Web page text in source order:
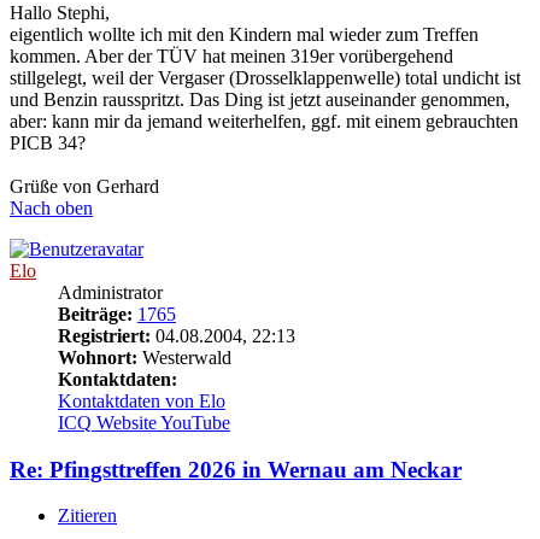
Hallo Stephi,
eigentlich wollte ich mit den Kindern mal wieder zum Treffen
kommen. Aber der TÜV hat meinen 319er vorübergehend
stillgelegt, weil der Vergaser (Drosselklappenwelle) total undicht ist
und Benzin rausspritzt. Das Ding ist jetzt auseinander genommen,
aber: kann mir da jemand weiterhelfen, ggf. mit einem gebrauchten
PICB 34?
Grüße von Gerhard
Nach oben
Elo
Administrator
Beiträge: 1765
Registriert: 04.08.2004, 22:13
Wohnort: Westerwald
Kontaktdaten:
Kontaktdaten von Elo
ICQ WebsiteYouTube
Re: Pfingsttreffen 2026 in Wernau am Neckar
Zitieren